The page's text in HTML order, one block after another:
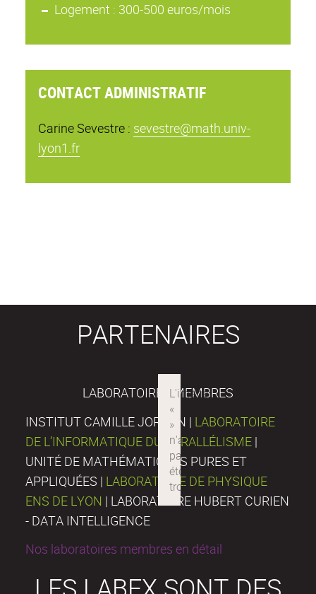
Logement : 300-500 euros/mois
CONTACT ADMINISTRATIF
Carine Sevestre : sevestre@math.univ-
lyon1.fr
PARTENAIRES
LABORATOIRES MEMBRES
INSTITUT CAMILLE JORDAN | LABORATOIRE
DE L’INFORMATIQUE DU PARALLÉLISME |
UNITÉ DE MATHÉMATIQUES PURES ET
APPLIQUÉES | LABORATOIRE DE PHYSIQUE
ENS DE LYON | LABORATOIRE HUBERT CURIEN
- DATA INTELLIGENCE
Nos laboratoires membres en détail